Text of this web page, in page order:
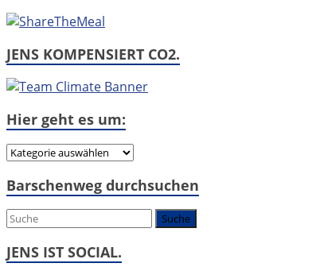
JENS KOMPENSIERT CO2.
Hier geht es um:
Hier
es
Barschenweg durchsuchen
JENS IST SOCIAL.